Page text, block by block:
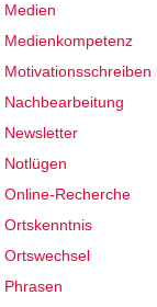
Medien
Medienkompetenz
Motivationsschreiben
Nachbearbeitung
Newsletter
Notlügen
Online-Recherche
Ortskenntnis
Ortswechsel
Phrasen